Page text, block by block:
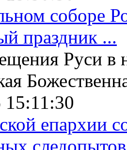
соборе
праздник ...
Руси в
15:11:30
епархии